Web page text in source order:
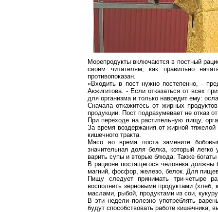
Морепродукты включаются в постный
своим читателям, как правильно
противопоказан.
«Входить в пост нужно постепенно, -
Акжигитова. - Если отказаться от всех
для организма и только навредит ему:
Сначала откажитесь от жирных
продукции. Пост подразумевает не отказ
При переходе на растительную пищу,
За время воздержания от жирной
кишечного тракта.
Мясо во время поста замените
значительная доля белка, который
варить супы и вторые блюда. Также
В рационе постящегося человека
магний, фосфор, железо, белок. Для
Пищу следует принимать три-четыре
восполнить зерновыми продуктами
маслами, рыбой, продуктами из сои,
В эти недели полезно употреблять
будут способствовать работе кишечника,